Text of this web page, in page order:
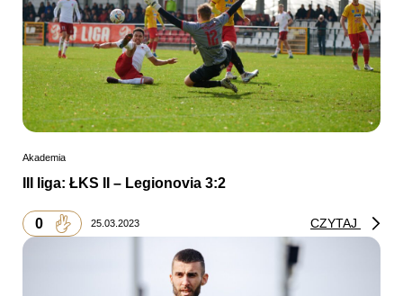
Akademia
III liga: ŁKS II – Legionovia 3:2
0 25.03.2023 CZYTAJ